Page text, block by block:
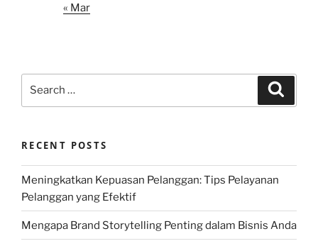
« Mar
RECENT POSTS
Meningkatkan Kepuasan Pelanggan: Tips Pelayanan
Pelanggan yang Efektif
Mengapa Brand Storytelling Penting dalam Bisnis Anda